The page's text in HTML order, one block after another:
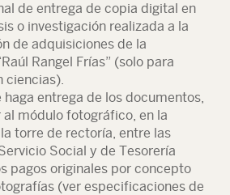
de entrega de copia digital en
o investigación realizada a la
de adquisiciones de la
Rangel Frías” (solo para
ciencias).
haga entrega de los documentos,
al módulo fotográfico, en la
torre de rectoría, entre las
Social y de Tesorería
pagos originales por concepto
(ver especificaciones de